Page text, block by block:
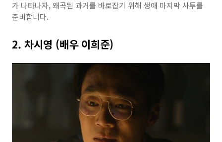
가 나타나자, 왜곡된 과거를 바로잡기 위해 생애 마지막 사투를
준비합니다.
2. 차시영 (배우 이희준)